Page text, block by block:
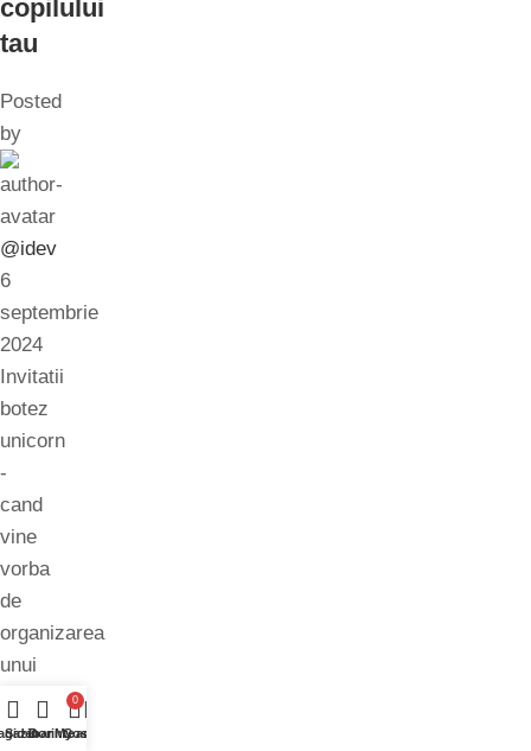
copilului
tau
Posted
by
@idev
6
septembrie
2024
Invitatii
botez
unicorn
-
cand
vine
vorba
de
organizarea
unui
botez
special,
SidebarDorinte
0
Cos
My account